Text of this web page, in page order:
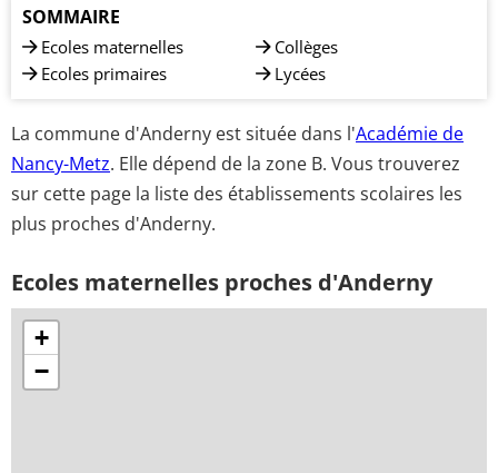
SOMMAIRE
Ecoles maternelles
Ecoles primaires
Collèges
Lycées
La commune d'Anderny est située dans l'Académie de
Nancy-Metz. Elle dépend de la zone B. Vous trouverez
sur cette page la liste des établissements scolaires les
plus proches d'Anderny.
Ecoles maternelles proches d'Anderny
+
−